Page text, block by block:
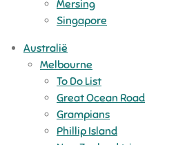
Mersing
Singapore
Australië
Melbourne
To Do List
Great Ocean Road
Grampians
Phillip Island